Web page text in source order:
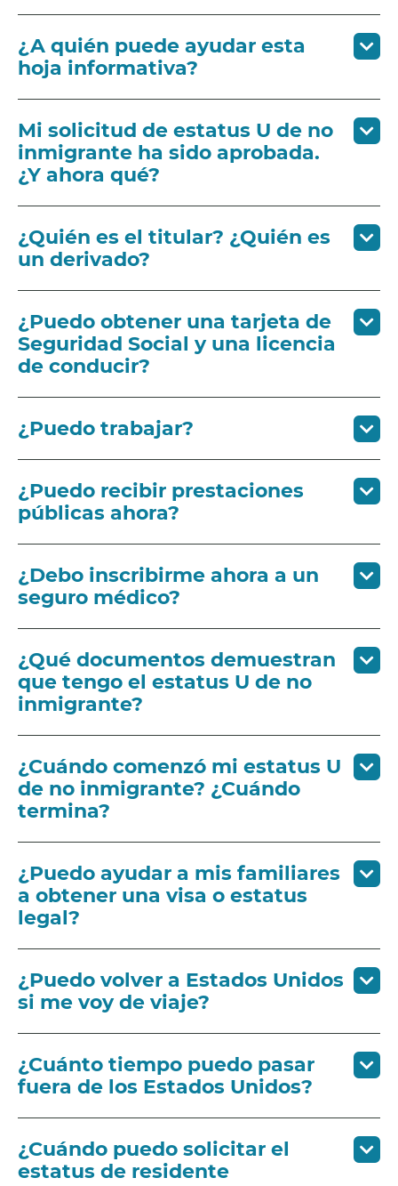
¿A quién puede ayudar esta
hoja informativa?
Mi solicitud de estatus U de no
inmigrante ha sido aprobada.
¿Y ahora qué?
¿Quién es el titular? ¿Quién es
un derivado?
¿Puedo obtener una tarjeta de
Seguridad Social y una licencia
de conducir?
¿Puedo trabajar?
¿Puedo recibir prestaciones
públicas ahora?
¿Debo inscribirme ahora a un
seguro médico?
¿Qué documentos demuestran
que tengo el estatus U de no
inmigrante?
¿Cuándo comenzó mi estatus U
de no inmigrante? ¿Cuándo
termina?
¿Puedo ayudar a mis familiares
a obtener una visa o estatus
legal?
¿Puedo volver a Estados Unidos
si me voy de viaje?
¿Cuánto tiempo puedo pasar
fuera de los Estados Unidos?
¿Cuándo puedo solicitar el
estatus de residente